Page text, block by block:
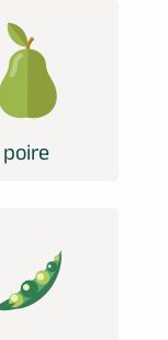
poire